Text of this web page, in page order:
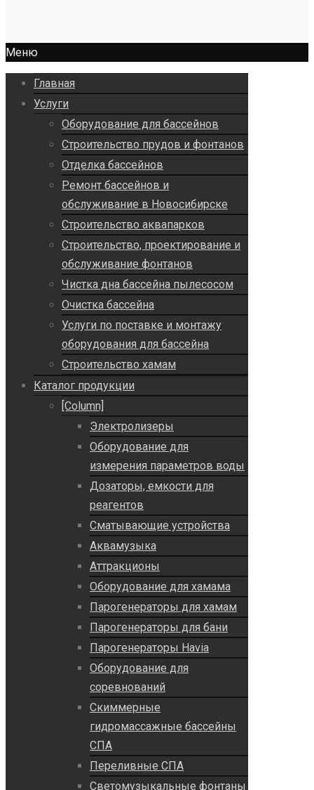
Меню
Главная
Услуги
Оборудование для бассейнов
Строительство прудов и фонтанов
Отделка бассейнов
Ремонт бассейнов и
обслуживание в Новосибирске
Строительство аквапарков
Строительство, проектирование и
обслуживание фонтанов
Чистка дна бассейна пылесосом
Очистка бассейна
Услуги по поставке и монтажу
оборудования для бассейна
Строительство хамам
Каталог продукции
[Column]
Электролизеры
Оборудование для
измерения параметров воды
Дозаторы, емкости для
реагентов
Сматывающие устройства
Аквамузыка
Аттракционы
Оборудование для хамама
Парогенераторы для хамам
Парогенераторы для бани
Парогенераторы Havia
Оборудование для
соревнований
Скиммерные
гидромассажные бассейны
СПА
Переливные СПА
Светомузыкальные фонтаны